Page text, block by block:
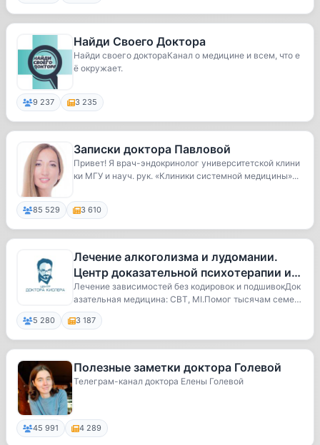
Найди Своего Доктора
Найди своего доктораКанал о медицине и всем, что е
ё окружает.
9 237 3 235
Записки доктора Павловой
Привет! Я врач-эндокринолог университетской клини
ки МГУ и науч. рук. «Клиники системной медицины»...
85 529 3 610
Лечение алкоголизма и лудомании.
Центр доказательной психотерапии и
наркологии доктора Кислера| Помо
Лечение зависимостей без кодировок и подшивокДок
азательная медицина: CBT, MI.Помог тысячам семей
>...
5 280 3 187
Полезные заметки доктора Голевой
Телеграм-канал доктора Елены Голевой
45 991 4 289